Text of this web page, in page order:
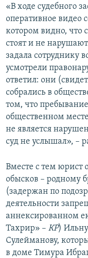
«В ходе судебного
оперативное видео
котором видно, что
стоят и не
задала сотруднику
усмотрели
ответил: они
собрались в
том, что
общественном
не является
суд не услышал», –
Вместе с тем юрист
обысков – родному
(задержан по
деятельности
аннексированном
Тахрир» – КР)
Сулейманову,
в доме Тимура